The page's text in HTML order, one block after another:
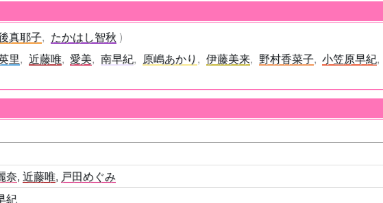
真耶子
たかはし智秋
里 近藤唯 愛美 南早紀 原嶋あかり 伊藤美来 野村香菜子 小笠原早紀
奈,近藤唯, 戸田めぐみ
紀